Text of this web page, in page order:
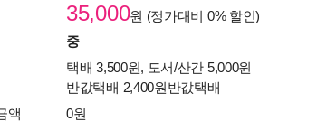
35,000원 (정가대비 0%할인)
중
택배 3,500원, 도서/산간 5,000원
반값택배 2,400원반값택배
액
0원